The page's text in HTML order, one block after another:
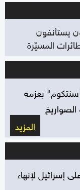
يستأنفون
المسيّرة
"سنتكوم" بعزمه
المزيد
على إسرائيل لإنهاء